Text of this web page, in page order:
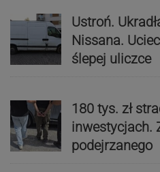
Ustroń.
Nissana.
ślepej uliczce
180 tys. zł
inwestycjach.
podejrzanego